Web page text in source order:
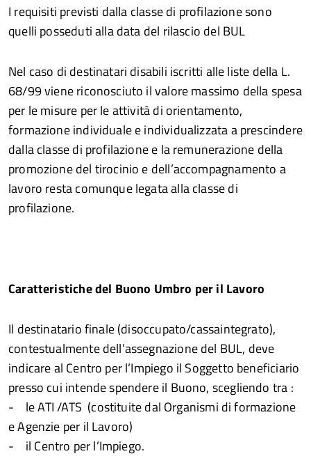
I requisiti previsti dalla classe di profilazione sono
quelli posseduti alla data del rilascio del BUL
Nel caso di destinatari disabili iscritti alle liste della L.
68/99 viene riconosciuto il valore massimo della spesa
per le misure per le attività di orientamento,
formazione individuale e individualizzata a prescindere
dalla classe di profilazione e la remunerazione della
promozione del tirocinio e dell’accompagnamento a
lavoro resta comunque legata alla classe di
profilazione.
Caratteristiche del Buono Umbro per il Lavoro
Il destinatario finale (disoccupato/cassaintegrato),
contestualmente dell’assegnazione del BUL, deve
indicare al Centro per l’Impiego il Soggetto beneficiario
presso cui intende spendere il Buono, scegliendo tra :
- le ATI /ATS (costituite dal Organismi di formazione
e Agenzie per il Lavoro)
- il Centro per l’Impiego.